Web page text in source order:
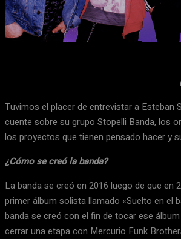
Facebook X WhatsApp
Tuvimos el placer de entrevistar a Esteban
cuente sobre su grupo Stopelli Banda, los
los proyectos que tienen pensado hacer y
¿Cómo se creó la banda?
La banda se creó en 2016 luego de que en
primer álbum solista llamado «Suelto en el
banda se creó con el fin de tocar ese
cerrar una etapa con Mercurio Funk